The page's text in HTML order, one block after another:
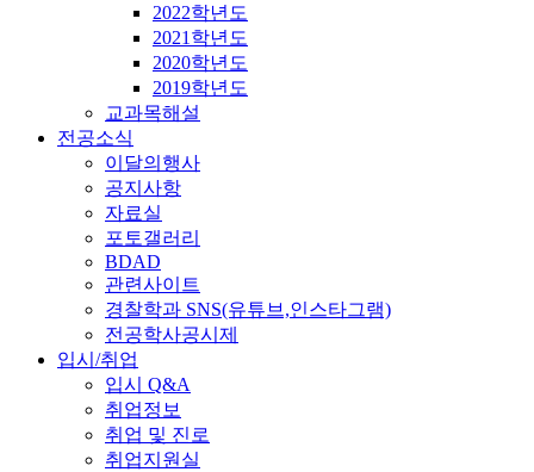
2022학년도
2021학년도
2020학년도
2019학년도
교과목해설
전공소식
이달의행사
공지사항
자료실
포토갤러리
BDAD
관련사이트
경찰학과 SNS(유튜브,인스타그램)
전공학사공시제
입시/취업
입시 Q&A
취업정보
취업 및 진로
취업지원실